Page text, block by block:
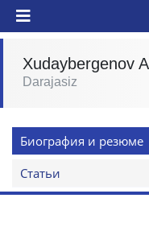
отправить
Xudaybergenov
Darajasiz
Биография и резюме
Статьи
Здравствуйте! Добро
приёмной комиссии